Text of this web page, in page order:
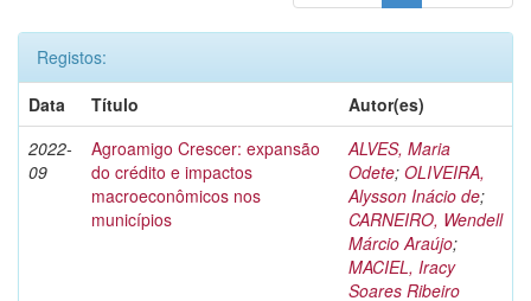
Registos:
Data
Título
Autor(es)
2022-
09
Agroamigo Crescer: expansão
do crédito e impactos
macroeconômicos nos
municípios
ALVES, Maria
Odete; OLIVEIRA,
Alysson Inácio de;
CARNEIRO, Wendell
Márcio Araújo;
MACIEL, Iracy
Soares Ribeiro